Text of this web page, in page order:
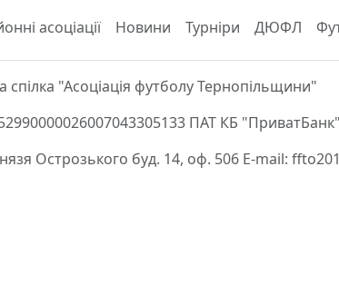
асоціації Новини Турніри ДЮФЛ
спілка "Асоціація футболу Тернопільщини"
ПАТ КБ
Острозького буд. 14, оф. 506 E-mail: